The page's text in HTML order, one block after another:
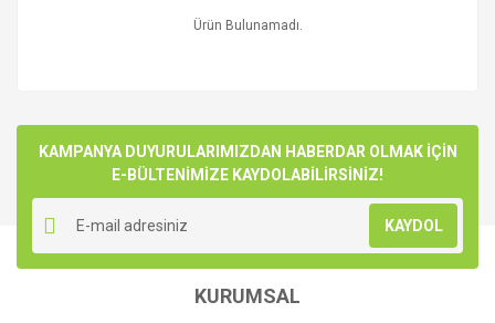
Ürün Bulunamadı.
KAMPANYA DUYURULARIMIZDAN HABERDAR OLMAK İÇİN
E-BÜLTENİMİZE KAYDOLABİLİRSİNİZ!
KAYDOL
KURUMSAL